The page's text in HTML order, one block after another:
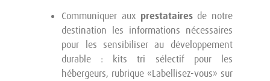
Communiquer aux prestataires de notre
destination les informations nécessaires
pour les sensibiliser au développement
durable : kits tri sélectif pour les
hébergeurs, rubrique «Labellisez-vous» sur